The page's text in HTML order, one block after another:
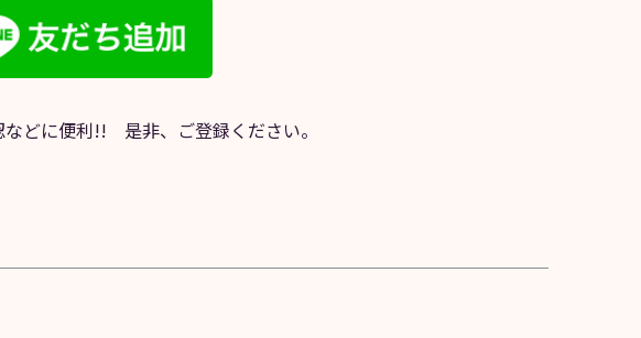
どに便利!! 是非、ご登録ください。